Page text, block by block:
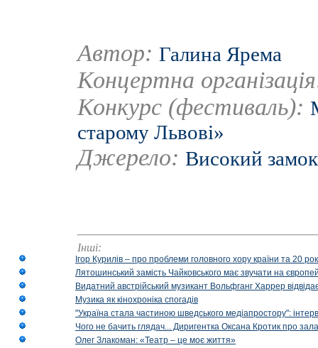
Автор: Галина Ярема
Концертна
Конкурс (фестиваль):
старому Львові»
Джерело: Високий
Інші:
Ігор Курилів – про проблеми головного хору країни та 20
Лятошинський замість Чайковського має звучати на
Видатний австрійський музикант Вольфганг Харрер
Музика як кінохроніка спогадів
"Україна стала частиною шведського медіапростору":
Чого не бачить глядач... Диригентка Оксана Кротик про
Олег Злакоман: «Театр – це моє життя»